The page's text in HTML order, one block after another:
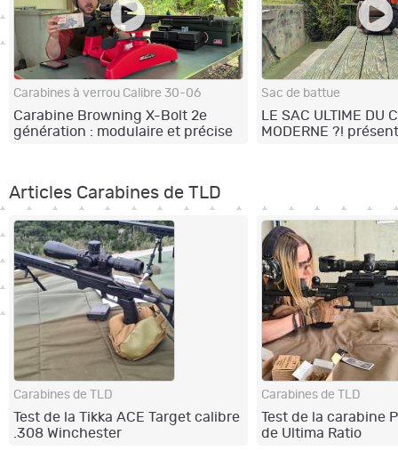
Carabines à verrou Calibre 30-06
Carabine Browning X-Bolt 2e
génération : modulaire et précise
Sac de battue
LE SAC ULTIME DU
MODERNE ?!
Articles Carabines de TLD
Carabines de TLD
Test de la Tikka ACE Target calibre
.308 Winchester
Carabines de TLD
Test de la carabine
de Ultima Ratio